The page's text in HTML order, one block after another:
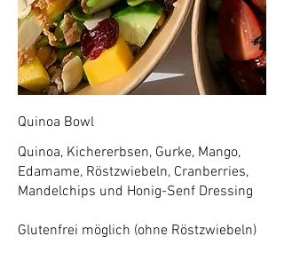
Quinoa Bowl
Quinoa, Kichererbsen, Gurke, Mango,
Edamame, Röstzwiebeln, Cranberries,
Mandelchips und Honig-Senf Dressing
Glutenfrei möglich (ohne Röstzwiebeln)